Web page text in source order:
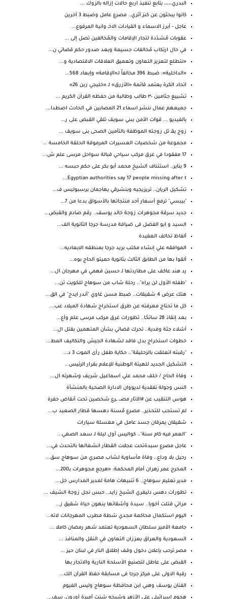
البدري،،،،، يتابع تنفيذ اربع حالات إزاله بالزوك ...
كانوا يبحثون عن كنز أثري.. مصرع عامل وضبط 3 آخرين
عاجل - أبرز الاسماء و القيادات الاخـ وانية المرفوع...
عقوبات مُشدّدة لتجار الإقامات والمُخالفين تصل إلى ...
في حال ارتكاب مُخالفات جسيمة وبعد صدور حكم قضائي ن...
«نتطلع لتعزيز التعاون وتعميق العلاقات الاقتصادية و...
«الداخلية»: ضبط 396 مخالفاً لـ«الإقامة» وإبعاد 568...
اتحاد الكرة يعتمد قائمة «الأزرق» لـ «خليجي زين 26»
تشييع جثامين ٣٠ طالب وطالبة من حفظه القرآن الكريم ...
جميعهم عمال ننشر اسماء 21 المصابين في الحادث اصطدا...
بالفيديو ... قوات الأمن ببني سويف تلقي القبض على ر...
زوج يقـ تل زوجته الموظفة بالتأمين الصحى بنى سويف ...
مجموعة من شخصيات العسيرات المرموقة الحلقة الخامسة ...
17 مفقودا في غرق مركب سياحي قبالة سواحل مرسى علم ش...
9 يناير.. استئناف الشيخ محمد أبو بكر على حكم حبسه ...
Egyptian authorities say 17 people missing after t...
تشكيل الريان.. تريزيجيه وبنشرقي يهاجمان برسبوليس ف...
"بيبسي" ترفع أسعار أحد منتجاتها بالأسواق بدءا من 7...
جديد سرقة مجوهرات زوجة خالد يوسف.. رقم صادم والقبض...
السيد و ابو الفضل فى ضيافة مدرسة جرجا الثانوية الف...
ألفاظ تخالف العقيدة
الموافقه علي إنشاء مكتب بريد جرجا بمنطقه الابعاديه...
ألقوا بها من الطابق الثالث بثانوية حميتو الحاج بوه...
رد هند عاكف على مطاردتها لـ حسين فهمي في مهرجان ال...
"طفله الأول لن يراه".. رحلة شاب من سوهاج للكويت تن...
هتك عرض 4 شقيقات.. ضبط مسن غاوي "أندر ايدج" في الق...
كل ما تحتاج معرفته عن طرق استخراج شهادة الميلاد عب...
بعد إنقاذ 28 سائحًا.. تطورات غرق مركب مرسى علم وأع...
أشلاء جثة وفدية.. تحرك قضائي بشأن المتهمين بقتل ال...
خطوات استخراج بدل فاقد لشهادة الجيش والتكاليف المط...
"رقبته اتعلقت بالزحليقة".. حكاية طفل رأى الموت 3 د...
التشكيل الجديد للهيئة الوطنية للإعلام بقرار الرئيس...
وفاة الحاج / خلف محمد علي اسماعيل شريف وشهرته ال...
النس وجولة تفقدية لديووان الادارة الصحية بالمنشأة
هوس التنقيب عن #الآثار مصـ، ــرع شخصين تحت أنقاض حفرة
لم تستجب للتحذير.. مصرع مُسنة دهسها قطار الصعيد ب...
شقيقان يمزقان جسد عامل في مغسلة سيارات
"العمر فيه كام سنة".. كواليس أول ليلة لـ سعد الصغي...
عاجل مصرع سيدةتحت عجلات القطار انشغالها بالتحدث في...
رحيل بلا وداع.. وفاة مأساوية لشاب مصري من سوهاج سق...
المخرج عمر زهران أمام المحكمة: «هرجع مجوهرات بـ200...
مدير تعليم سوهاج.. 6 تنبيهات هامة لمدير المدارس خل...
تطورات دهس دليفري الشيخ زايد.. حبس نجل زوجة الشيف ...
مراتي قتلت أخويا.. سيدة وأشقائها ينهون حياة شقيق ز...
اليوم استكمال محاكمة مجدي شطة مطرب المهرجانات لاته...
جامعة الأمير سلطان السعودية تعتمد شهر رمضان كاملا ...
السعودية والعراق يعززان التعاون في النقل والمنافذ ...
مصر ترحب بإعلان دخول وقف إطلاق النار في لبنان حيز ...
القبض على عاطل لتصنيع الأسلحة النارية والاتجار بها
رقية الاولى على مركز جرجا فى مسابقة حفظ القرآن الك...
الفنان يوسف وهبي ابن محافظة سوهاج وليس الفيوم
هجوم إسرائيلي على الأزهر وشيخه شنت أميرة أورون، سف...